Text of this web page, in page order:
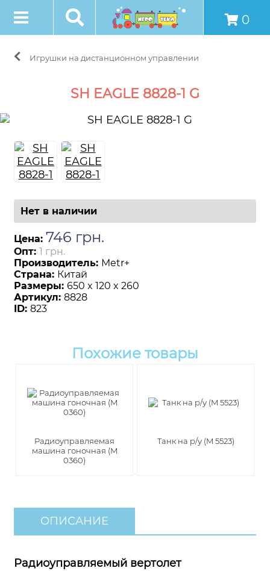
0
Игрушки на дистанционном управлении
SH EAGLE 8828-1 G
Нет в наличии
Цена: 746 грн.
Опт: 1 грн.
Производитель: Metr+
Страна: Китай
Размеры: 650 x 120 x 260
Артикул: 8828
ID: 823
Похожие товары
Радиоуправляемая
машина гоночная (M
0360)
Танк на р/у (M 5523)
ОПИСАНИЕ
Радиоуправляемый вертолет